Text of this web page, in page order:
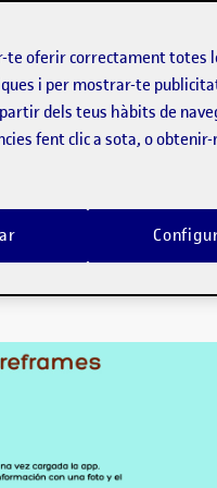
te oferir correctament totes
i per mostrar-te
dels teus hàbits de
fent clic a sota, o obtenir-